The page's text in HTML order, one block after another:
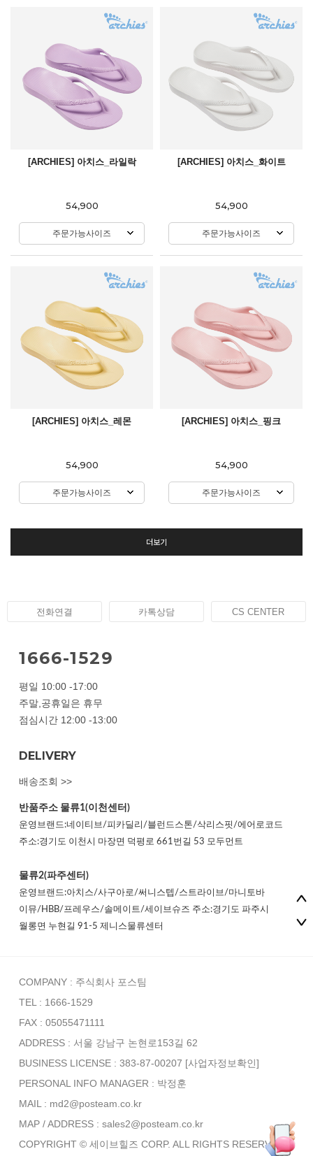
[ARCHIES] 아치스_라일락
54,900
주문가능사이즈
[ARCHIES] 아치스_화이트
54,900
주문가능사이즈
[ARCHIES] 아치스_레몬
54,900
주문가능사이즈
[ARCHIES] 아치스_핑크
54,900
주문가능사이즈
더보기
전화연결 카톡상담 CS CENTER
1666-1529
평일 10:00 -17:00
주말,공휴일은 휴무
점심시간 12:00 -13:00
DELIVERY
배송조회 >>
반품주소 물류1(이천센터)
운영브랜드:네이티브/피카딜리/블런드스톤/삭리스핏/에어로코드
주소:경기도 이천시 마장면 덕평로 661번길 53 모두먼트
물류2(파주센터)
운영브랜드:아치스/사구아로/써니스텝/스트라이브/마니토바
이뮤/HBB/프레우스/솔메이트/세이브슈즈 주소:경기도 파주시
월롱면 누현길 91-5 제니스물류센터
COMPANY : 주식회사 포스팀
TEL : 1666-1529
FAX : 05055471111
ADDRESS : 서울 강남구 논현로153길 62
BUSINESS LICENSE : 383-87-00207 [사업자정보확인]
PERSONAL INFO MANAGER : 박정훈
MAIL : md2@posteam.co.kr
MAP / ADDRESS : sales2@posteam.co.kr
COPYRIGHT © 세이브힐즈 CORP. ALL RIGHTS RESERVED.